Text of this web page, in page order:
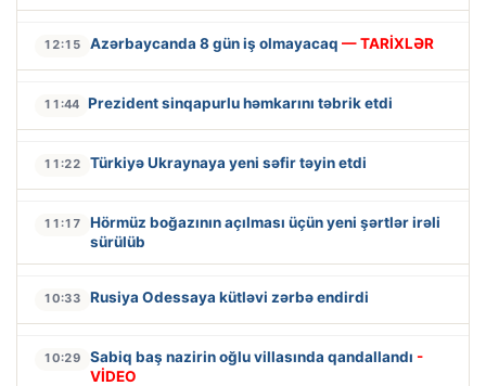
12:15 Azərbaycanda 8 gün iş olmayacaq — TARİXLƏR
11:44 Prezident sinqapurlu həmkarını təbrik etdi
11:22 Türkiyə Ukraynaya yeni səfir təyin etdi
11:17
Hörmüz boğazının açılması üçün yeni şərtlər irəli
sürülüb
10:33 Rusiya Odessaya kütləvi zərbə endirdi
10:29 Sabiq baş nazirin oğlu villasında qandallandı -
VİDEO